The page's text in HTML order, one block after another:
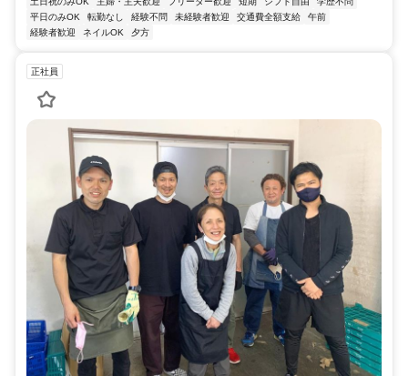
平日のみOK
転勤なし 経験不問 未経験者歓迎 交通費全額支給
午前
経験者歓迎
ネイルOK 夕方
正社員